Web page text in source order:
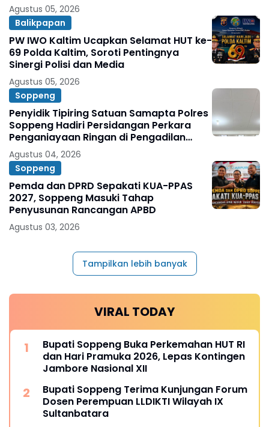
Agustus 05, 2026
Balikpapan
PW IWO Kaltim Ucapkan Selamat HUT ke-
69 Polda Kaltim, Soroti Pentingnya
Sinergi Polisi dan Media
Agustus 05, 2026
Soppeng
Penyidik Tipiring Satuan Samapta Polres
Soppeng Hadiri Persidangan Perkara
Penganiayaan Ringan di Pengadilan
Negeri Watansoppeng
Agustus 04, 2026
Soppeng
Pemda dan DPRD Sepakati KUA-PPAS
2027, Soppeng Masuki Tahap
Penyusunan Rancangan APBD
Agustus 03, 2026
Tampilkan lebih banyak
VIRAL TODAY
Bupati Soppeng Buka Perkemahan HUT RI
dan Hari Pramuka 2026, Lepas Kontingen
Jambore Nasional XII
Bupati Soppeng Terima Kunjungan Forum
Dosen Perempuan LLDIKTI Wilayah IX
Sultanbatara